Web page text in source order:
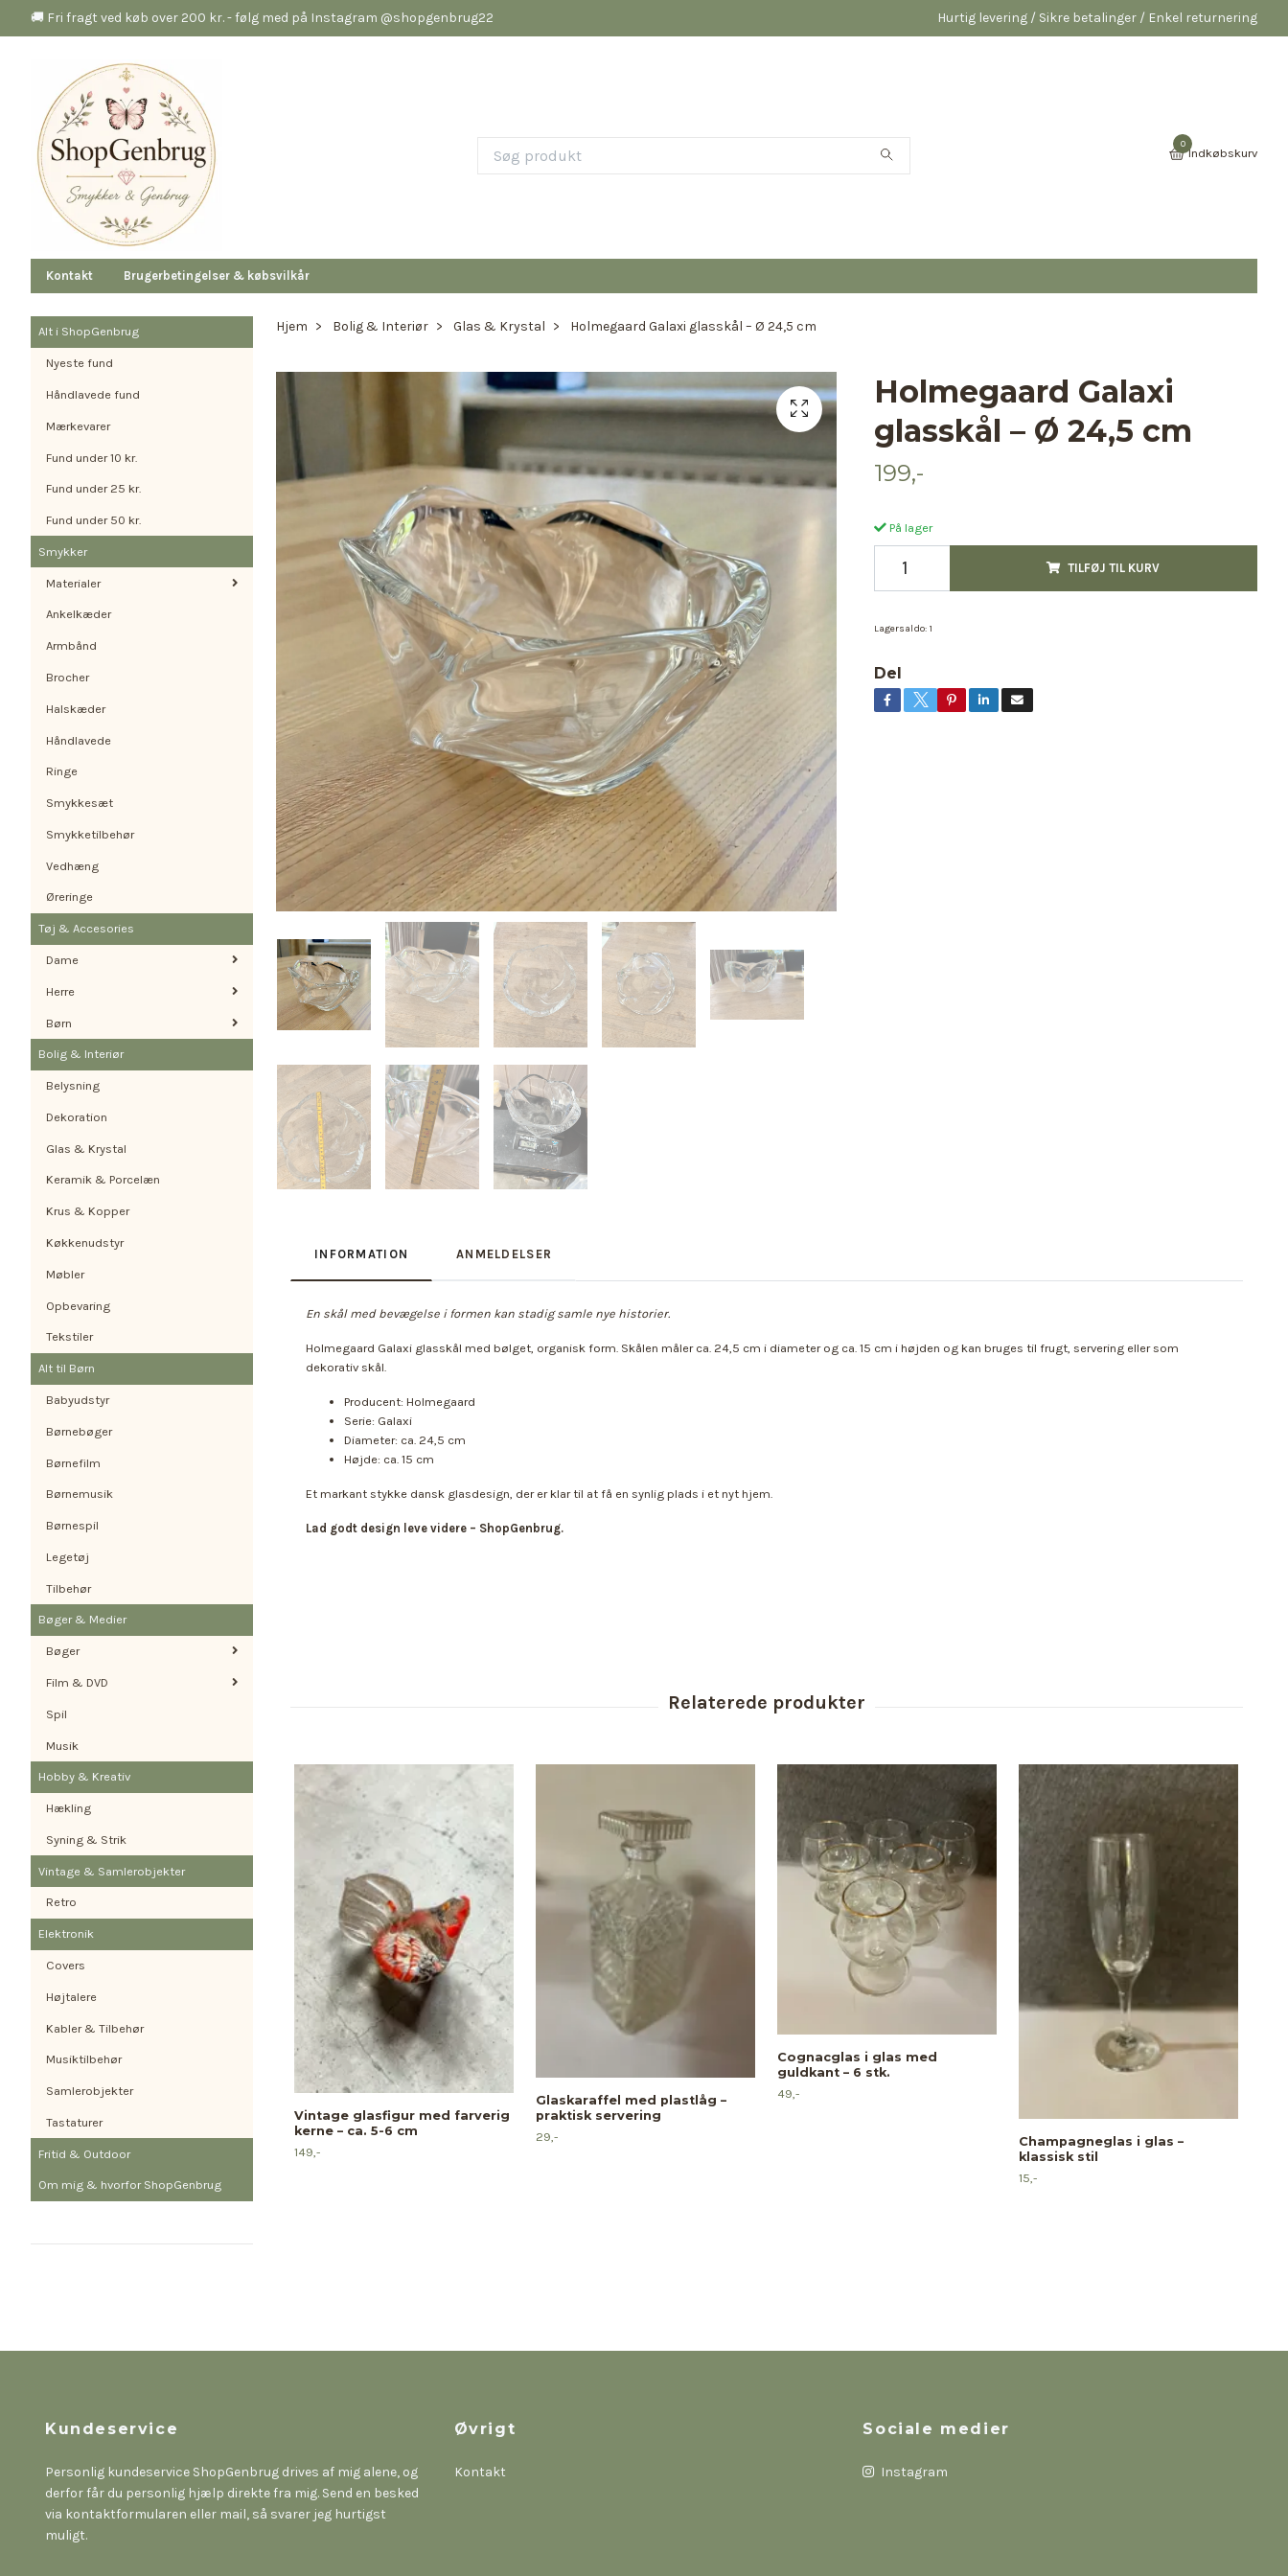
🚚 Fri fragt ved køb over 200 kr. - følg med på Instagram @shopgenbrug22 Hurtig levering / Sikre betalinger / Enkel returnering
0
Indkøbskurv
Kontakt Brugerbetingelser & købsvilkår
Alt i ShopGenbrug
Nyeste fund
Håndlavede fund
Mærkevarer
Fund under 10 kr.
Fund under 25 kr.
Fund under 50 kr.
Smykker
Materialer
Ankelkæder
Armbånd
Brocher
Halskæder
Håndlavede
Ringe
Smykkesæt
Smykketilbehør
Vedhæng
Øreringe
Tøj & Accesories
Dame
Herre
Børn
Bolig & Interiør
Belysning
Dekoration
Glas & Krystal
Keramik & Porcelæn
Krus & Kopper
Køkkenudstyr
Møbler
Opbevaring
Tekstiler
Alt til Børn
Babyudstyr
Børnebøger
Børnefilm
Børnemusik
Børnespil
Legetøj
Tilbehør
Bøger & Medier
Bøger
Film & DVD
Spil
Musik
Hobby & Kreativ
Hækling
Syning & Strik
Vintage & Samlerobjekter
Retro
Elektronik
Covers
Højtalere
Kabler & Tilbehør
Musiktilbehør
Samlerobjekter
Tastaturer
Fritid & Outdoor
Om mig & hvorfor ShopGenbrug
Hjem Bolig & Interiør Glas & Krystal Holmegaard Galaxi glasskål – Ø 24,5 cm
Holmegaard Galaxi
glasskål – Ø 24,5 cm
199,-
På lager
TILFØJ TIL KURV
Lagersaldo: 1
Del
INFORMATION ANMELDELSER
En skål med bevægelse i formen kan stadig samle nye historier.
Holmegaard Galaxi glasskål med bølget, organisk form. Skålen måler ca. 24,5 cm i diameter og ca. 15 cm i højden og kan bruges til frugt, servering eller som
dekorativ skål.
Producent: Holmegaard
Serie: Galaxi
Diameter: ca. 24,5 cm
Højde: ca. 15 cm
Et markant stykke dansk glasdesign, der er klar til at få en synlig plads i et nyt hjem.
Lad godt design leve videre – ShopGenbrug.
Vintage glasfigur med farverig
kerne – ca. 5-6 cm
149,-
Glaskaraffel med plastlåg –
praktisk servering
29,-
Cognacglas i glas med
guldkant – 6 stk.
49,-
Champagneglas i glas –
klassisk stil
15,-
Kundeservice
Personlig kundeservice ShopGenbrug drives af mig alene, og
derfor får du personlig hjælp direkte fra mig. Send en besked
via kontaktformularen eller mail, så svarer jeg hurtigst
muligt.
Øvrigt
Kontakt
Sociale medier
Instagram